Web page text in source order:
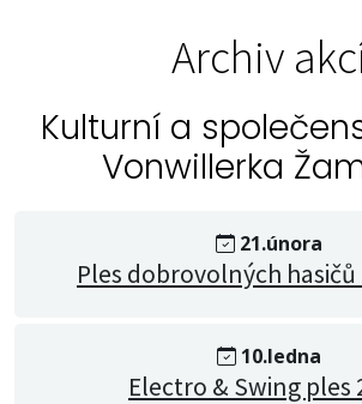
Archiv
Kulturní a
Vonwillerka
21.února
Ples dobrovolných
10.ledna
Electro & Swing ples